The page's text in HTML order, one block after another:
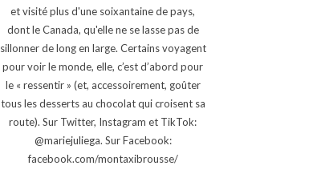
et visité plus d'une soixantaine de pays,
dont le Canada, qu'elle ne se lasse pas de
sillonner de long en large. Certains voyagent
pour voir le monde, elle, c’est d’abord pour
le « ressentir » (et, accessoirement, goûter
tous les desserts au chocolat qui croisent sa
route). Sur Twitter, Instagram et TikTok:
@mariejuliega. Sur Facebook:
facebook.com/montaxibrousse/